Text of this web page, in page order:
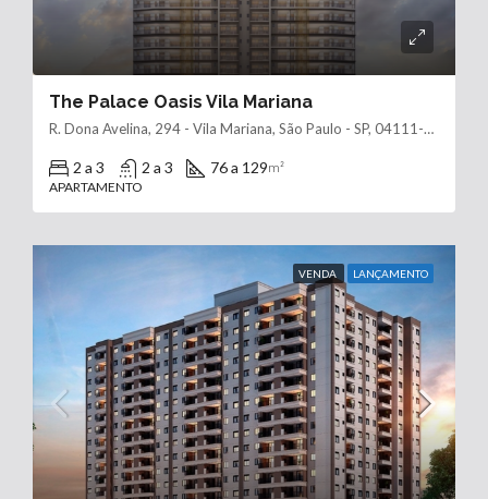
The Palace Oasis Vila Mariana
R. Dona Avelina, 294 - Vila Mariana, São Paulo - SP, 04111-010
2 a 3 2 a 3 76 a 129m²
APARTAMENTO
VENDA LANÇAMENTO